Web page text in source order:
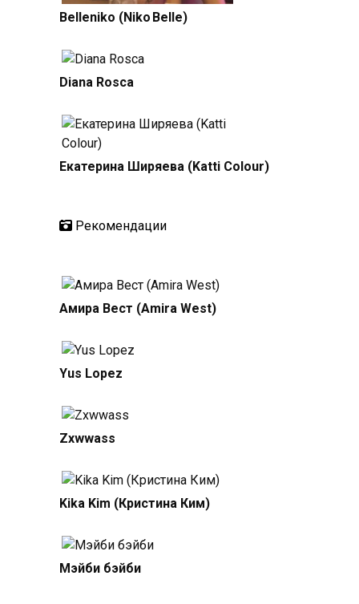
Belleniko (Niko Belle)
Diana Rosca
Екатерина Ширяева (Katti Colour)
Рекомендации
Амирa Вест (Amira West)
Yus Lopez
Zxwwass
Kika Kim (Кристина Ким)
Мэйби бэйби